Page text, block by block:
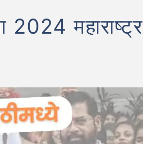
2024 महाराष्ट्र